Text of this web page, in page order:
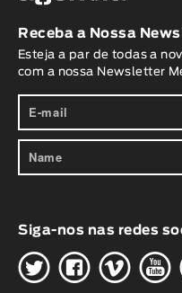
Receba a Nossa
Esteja a par de todas a
com a nossa Newsletter
Siga-nos nas redes
HGWO